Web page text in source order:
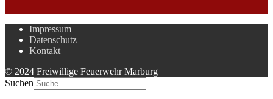
Impressum
Datenschutz
Kontakt
© 2024 Freiwillige Feuerwehr Marburg
Suchen